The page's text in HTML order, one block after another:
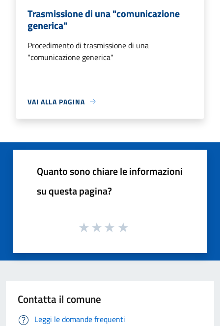
Trasmissione di una "comunicazione
generica"
Procedimento di trasmissione di una
"comunicazione generica"
VAI ALLA PAGINA
Quanto sono chiare le informazioni
su questa pagina?
Contatta il comune
Leggi le domande frequenti